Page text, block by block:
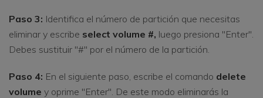
Paso 3: Identifica el número de partición que necesitas
eliminar y escribe select volume #, luego presiona "Enter".
Debes sustituir "#" por el número de la partición.
Paso 4: En el siguiente paso, escribe el comando delete
volume y oprime "Enter". De este modo eliminarás la